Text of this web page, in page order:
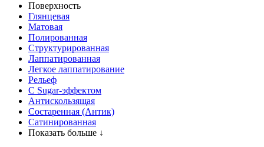
Поверхность
Глянцевая
Матовая
Полированная
Структурированная
Лаппатированная
Легкое лаппатирование
Рельеф
С Sugar-эффектом
Антискользящая
Состаренная (Антик)
Сатинированная
Показать больше ↓